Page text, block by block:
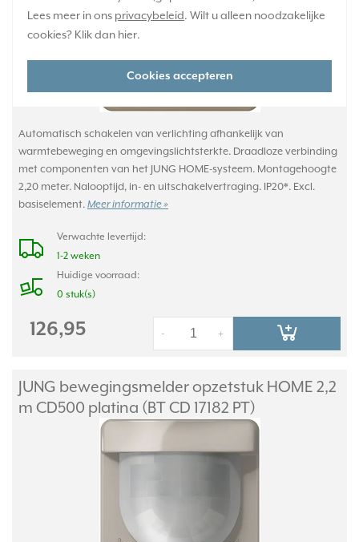
Lees meer in ons privacybeleid. Wilt u alleen noodzakelijke
cookies? Klik dan hier.
Cookies accepteren
Automatisch schakelen van verlichting afhankelijk van
warmtebeweging en omgevingslichtsterkte. Draadloze verbinding
met componenten van het JUNG HOME-systeem. Montagehoogte
2,20 meter. Nalooptijd, in- en uitschakelvertraging. IP20*. Excl.
basiselement. Meer informatie »
Verwachte levertijd:
1-2 weken
Huidige voorraad:
0 stuk(s)
126,95 +
-
JUNG bewegingsmelder opzetstuk HOME 2,2
m CD500 platina (BT CD 17182 PT)